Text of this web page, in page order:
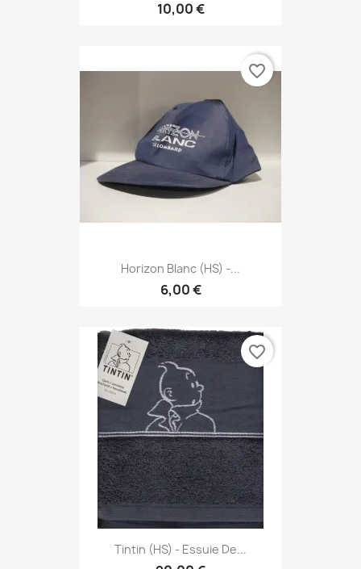
10,00 €
Horizon Blanc (HS) -...
6,00 €
favorite_border
Tintin (HS) - Essuie De...
favorite_border